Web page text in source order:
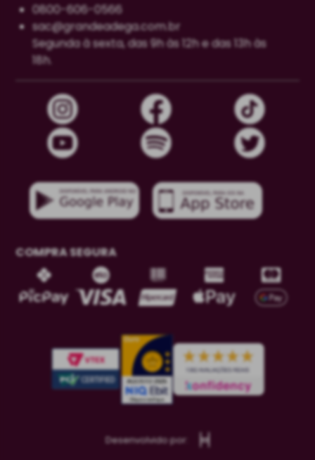
0800-606-0566
sac@grandeadega.com.br
Segunda à sexta, das 9h às 12h e das 13h às
18h.
COMPRA SEGURA
Desenvolvido por: